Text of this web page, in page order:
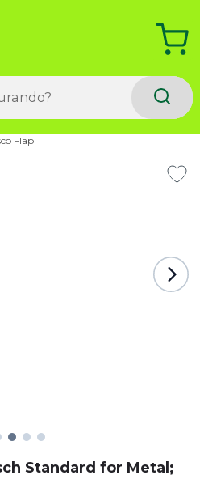
Flap
Standard for Metal;